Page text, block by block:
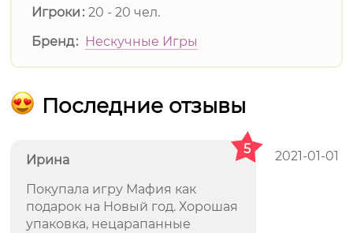
Игроки 20 - 20 чел.
Бренд
Нескучные Игры
Последние отзывы
Ирина 2021-01-01
5
Покупала игру Мафия как
подарок на Новый год. Хорошая
упаковка, нецарапанные